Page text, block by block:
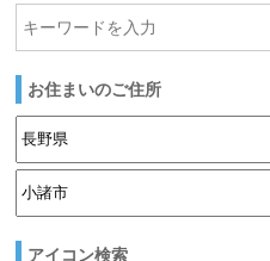
お住まいのご住所
アイコン検索